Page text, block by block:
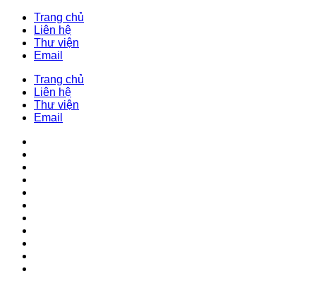
Trang chủ
Liên hệ
Thư viện
Email
Trang chủ
Liên hệ
Thư viện
Email